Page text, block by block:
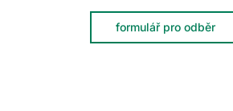
formulář pro odběr